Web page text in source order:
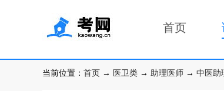
首页
当前位置： 首页 → 医卫类 → 助理医师 → 中医助